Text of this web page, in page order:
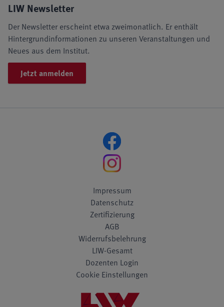
LIW Newsletter
Der Newsletter erscheint etwa zweimonatlich. Er enthält
Hintergrundinformationen zu unseren Veranstaltungen und
Neues aus dem Institut.
Jetzt anmelden
Impressum
Datenschutz
Zertifizierung
AGB
Widerrufsbelehrung
LIW-Gesamt
Dozenten Login
Cookie Einstellungen